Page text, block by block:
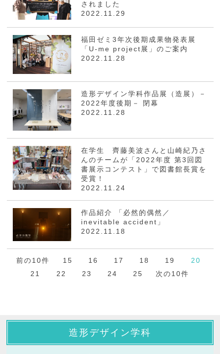
されました
2022.11.29
福田ゼミ3年次後期成果物発表展
「U-me project展」のご案内
2022.11.28
造形デザイン学科作品展（造展）－
2022年度後期－ 閉幕
2022.11.28
在学生 齊藤美波さんと山崎紀乃さ
んのチームが「2022年度 第3回図
書展示コンテスト」で図書館長賞を
受賞！
2022.11.24
作品紹介 「必然的偶然／
inevitable accident」
2022.11.18
前の10件 15 16 17 18 19
20
21
22 23 24 25 次の10件
造形デザイン学科